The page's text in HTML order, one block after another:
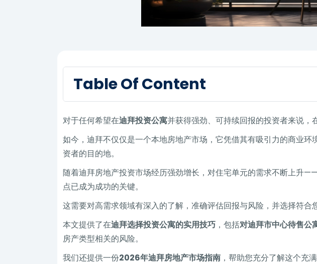
Table Of Content
对于任何希望在迪拜投资公寓并获得强劲、可持续回报的投资者来说，
如今，迪拜不仅仅是一个本地房地产市场，它凭借其有吸引力的商业
资者的目的地。
随着迪拜房地产投资市场经历强劲增长，对住宅单元的需求不断上升
点已成为成功的关键。
这需要对高需求领域有深入的了解，准确评估回报与风险，并选择符
本文提供了在迪拜选择投资公寓的实用技巧 ，包括对迪拜市中心待售公
房产类型相关的风险。
我们还提供一份2026年迪拜房地产市场指南 ，帮助您充分了解这个充